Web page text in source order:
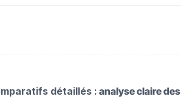
détaillés :analyse claire des